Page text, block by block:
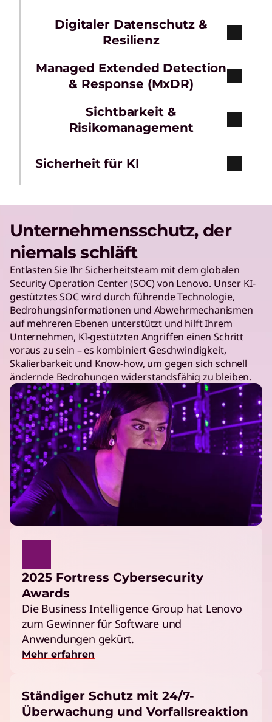
Digitaler Datenschutz &
Resilienz
Managed Extended Detection
& Response (MxDR)
Sichtbarkeit &
Risikomanagement
Sicherheit für KI
Unternehmensschutz, der
niemals schläft
Entlasten Sie Ihr Sicherheitsteam mit dem globalen
Security Operation Center (SOC) von Lenovo. Unser KI-
gestütztes SOC wird durch führende Technologie,
Bedrohungsinformationen und Abwehrmechanismen
auf mehreren Ebenen unterstützt und hilft Ihrem
Unternehmen, KI-gestützten Angriffen einen Schritt
voraus zu sein – es kombiniert Geschwindigkeit,
Skalierbarkeit und Know-how, um gegen sich schnell
ändernde Bedrohungen widerstandsfähig zu bleiben.
2025 Fortress Cybersecurity
Awards
Die Business Intelligence Group hat Lenovo
zum Gewinner für Software und
Anwendungen gekürt.
Mehr erfahren
Ständiger Schutz mit 24/7-
Überwachung und Vorfallsreaktion